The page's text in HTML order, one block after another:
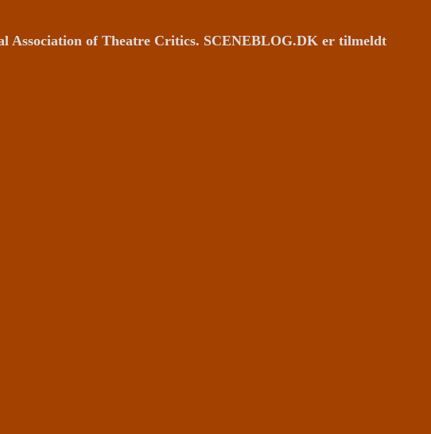
Association of Theatre Critics. SCENEBLOG.DK er tilmeldt